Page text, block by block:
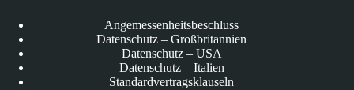
Angemessenheitsbeschluss
Datenschutz – Großbritannien
Datenschutz – USA
Datenschutz – Italien
Standardvertragsklauseln